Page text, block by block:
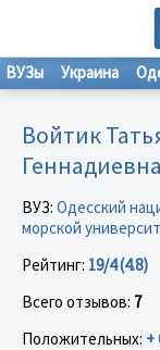
ВУЗы Украина
Войтик
Геннадиевна
ВУЗ: Одесский
морской
Рейтинг: 19/4 (4.8)
Всего отзывов: 7
Положительных: +